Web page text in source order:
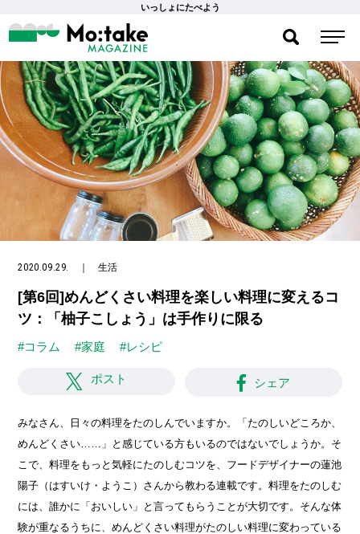
いっしょにたべよう
2020.09.29. ｜生活
[第6回]めんどくさい料理を楽しい料理に変えるコ
ツ：「柚子こしょう」は手作りに限る
#コラム #家庭 #レシピ
ポスト シェア
みなさん、日々の料理をたのしんでいますか。「たのしいどころか、
めんどくさい……」と感じている方もいるのではないでしょうか。そ
こで、料理をもっと気軽にたのしむコツを、フードデザイナーの蓮池
陽子（はすいけ・ようこ）さんから教わる連載です。料理をたのしむ
には、誰かに「おいしい」と言ってもらうことが大切です。そんな体
験が重なるうちに、めんどくさい料理がたのしい料理に変わっている